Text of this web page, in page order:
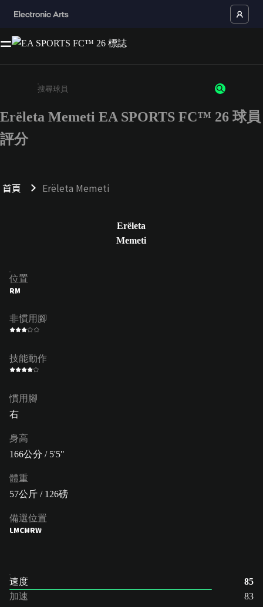
請輸入至少 3 個字元或數字
Erëleta Memeti EA SPORTS FC™ 26 球員
評分
首頁 Erëleta Memeti
Erëleta
Memeti
位置
RM
非慣用腳
技能動作
慣用腳
右
身高
166公分 / 5'5"
體重
57公斤 / 126磅
備選位置
LMCMRW
速度
85
加速
83